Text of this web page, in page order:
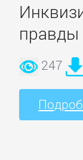
247
литература
Зарубежная
классика